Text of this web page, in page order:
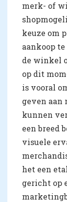
merk- of
keuze om
aankoop
de winkel
op dit
is vooral
geven aan
kunnen
een breed
visuele
het een
gericht op